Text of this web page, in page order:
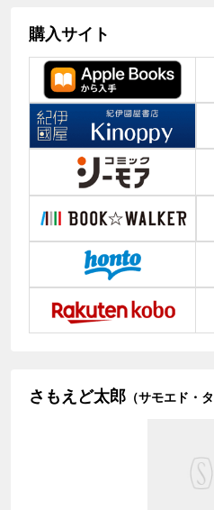
購入サイト
さもえど太郎 （サモエド・